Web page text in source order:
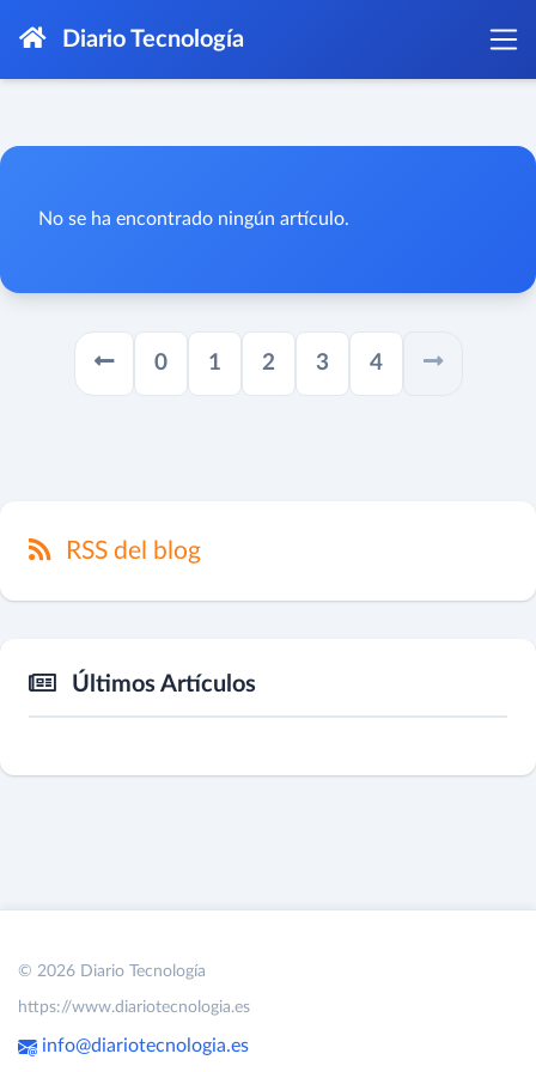
Diario Tecnología
No se ha encontrado ningún artículo.
0 1 2 3 4
RSS del blog
Últimos Artículos
© 2026 Diario Tecnología
https://www.diariotecnologia.es
info@diariotecnologia.es